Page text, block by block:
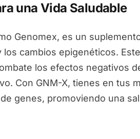
una Vida Saludable
Genomex, es un
cambios epigenéticos.
los efectos negativos
Con GNM-X, tienes en tus
genes, promoviendo una